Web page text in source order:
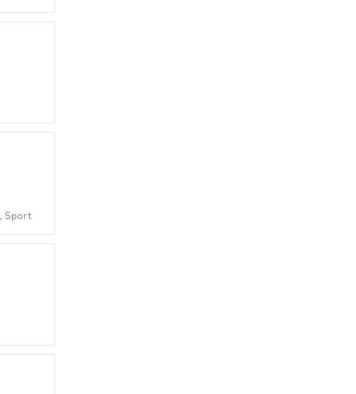
, Sport